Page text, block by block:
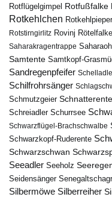
Rotflügelgimpel Rotfußfalke
Rotkehlchen Rotkehlpieper
Rotstirngirlitz Rovinj Rötelfalke
Saharakragentrappe
Samtente Samtkopf-
Sandregenpfeifer
Schilfrohrsänger
Schmutzgeier Schnatterente
Schreiadler Schurrsee
Schwarzflügel-Brachschwalbe
Schwarzkopf-Ruderente
Schwarzschwan
Seeadler Seeholz
Seidensänger
Silbermöwe Silberreiher